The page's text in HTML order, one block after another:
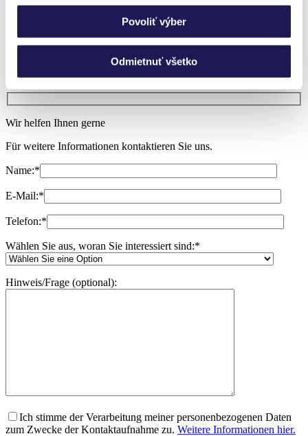
Povoliť výber
Odmietnuť všetko
Sie haben noch Fragen?
Rufen Sie uns an, wir nehmen uns gern
Zeit!
Ich brauche Beratung
Wir helfen Ihnen gerne
Für weitere Informationen kontaktieren Sie uns.
Name:*
E-Mail:*
Telefon:*
Wählen Sie aus, woran Sie interessiert sind:*
Hinweis/Frage (optional):
Ich stimme der Verarbeitung meiner personenbezogenen Daten
zum Zwecke der Kontaktaufnahme zu. Weitere Informationen hier.